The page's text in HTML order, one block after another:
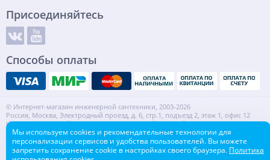
Присоединяйтесь
Способы оплаты
© Интернет-магазин инженерной сантехники, 2003-2026
Россия, Москва, Электродный проезд, д. 6, стр.1, подъезд 2, этаж 1, офис 12
Информация на сайте не является публичной офертой.
ИНН: 7720553918 КПП: 772001001
Контакты Карта сайта
Мы используем cookies и рекомендательные технологии для
персонализации сервисов и удобства пользователей. Вы можете
запретить сохранение cookie в настройках своего браузера. Политика